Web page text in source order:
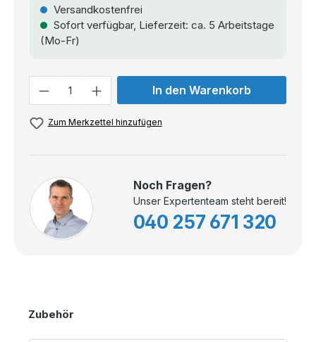
Versandkostenfrei
Sofort verfügbar, Lieferzeit: ca. 5 Arbeitstage
(Mo-Fr)
In den Warenkorb
Zum Merkzettel hinzufügen
Noch Fragen?
Unser Expertenteam steht bereit!
040 257 671 320
Zubehör